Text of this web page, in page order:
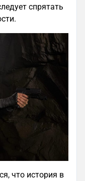
спрятать
что история в